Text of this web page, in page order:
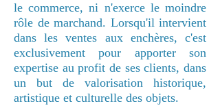
le commerce, ni n'exerce le moindre
rôle de marchand. Lorsqu'il intervient
dans les ventes aux enchères, c'est
exclusivement pour apporter son
expertise au profit de ses clients, dans
un but de valorisation historique,
artistique et culturelle des objets.